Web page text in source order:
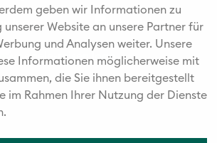
geben wir Informationen zu
unserer Website an unsere Partner für
und Analysen weiter. Unsere
Informationen möglicherweise mit
die Sie ihnen bereitgestellt
im Rahmen Ihrer Nutzung der Dienste